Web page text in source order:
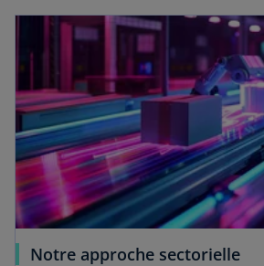
Notre approche sectorielle